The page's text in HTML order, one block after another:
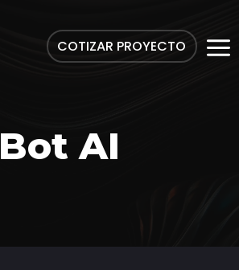
COTIZAR PROYECTO
Bot AI